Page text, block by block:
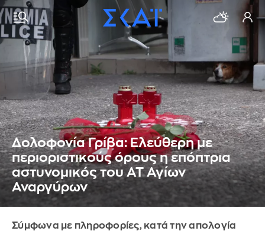
Δολοφονία Γρίβα: Ελεύθερη με
περιοριστικούς όρους η επόπτρια
αστυνομικός του ΑΤ Αγίων
Αναργύρων
Σύμφωνα με πληροφορίες, κατά την απολογία